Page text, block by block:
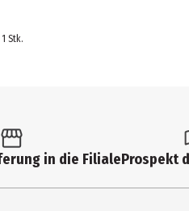
1 Stk.
in die FilialeProspekt